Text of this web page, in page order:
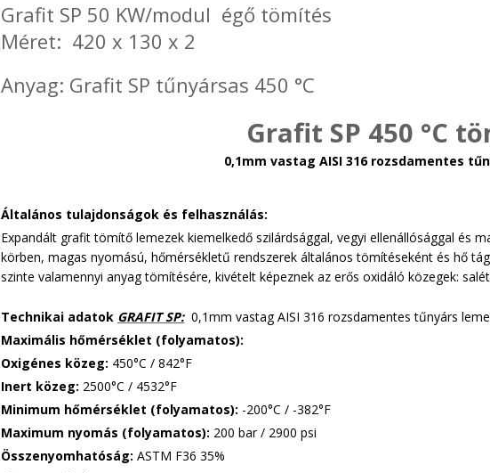
Grafit SP 50 KW/modul égő tömítés
Méret: 420 x 130 x 2
Anyag: Grafit SP tűnyársas 450 °C
Grafit SP 450 °C
0,1mm vastag AISI 316 rozsdamentes
Általános tulajdonságok és felhasználás:
Expandált grafit tömítő lemezek kiemelkedő szilárdsággal, vegyi ellenállósággal és
körben, magas nyomású, hőmérsékletű rendszerek általános tömítéseként és hő
szinte valamennyi anyag tömítésére, kivételt képeznek az erős oxidáló közegek:
Technikai adatok GRAFIT SP: 0,1mm vastag AISI 316 rozsdamentes tűnyárs
Maximális hőmérséklet (folyamatos):
Oxigénes közeg: 450°C / 842°F
Inert közeg: 2500°C / 4532°F
Minimum hőmérséklet (folyamatos): -200°C / -382°F
Maximum nyomás (folyamatos): 200 bar / 2900 psi
Összenyomhatóság: ASTM F36 35%